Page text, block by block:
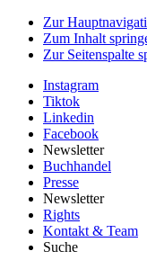
Zur
Zum Inhalt
Zur Seitenspalte
Instagram
Tiktok
Linkedin
Facebook
Newsletter
Buchhandel
Presse
Newsletter
Rights
Kontakt & Team
Suche